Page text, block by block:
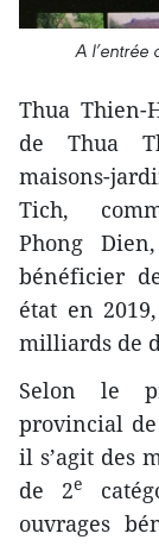
A l’entrée
Thua Thien-
de Thua
maisons-
Tich,
Phong
bénéficier
état en
milliards de
Selon le
provincial
il s’agit des
de 2e
ouvrages